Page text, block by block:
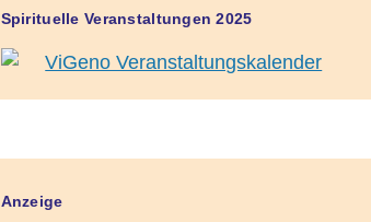
Spirituelle Veranstaltungen 2025
Anzeige